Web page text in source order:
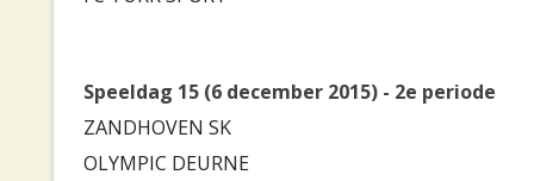
Speeldag 15 (6 december 2015) - 2e periode
ZANDHOVEN SK
OLYMPIC DEURNE